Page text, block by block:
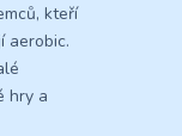
kteří
aerobic.
hry a